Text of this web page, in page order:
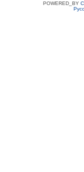
POWERED_BY